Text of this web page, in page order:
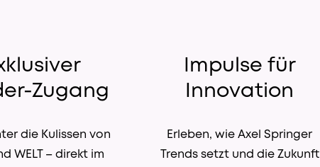
Zugang
die Kulissen von
WELT – direkt im
Impulse für
Innovation
Erleben, wie Axel Springer
Trends setzt und die Zukunft